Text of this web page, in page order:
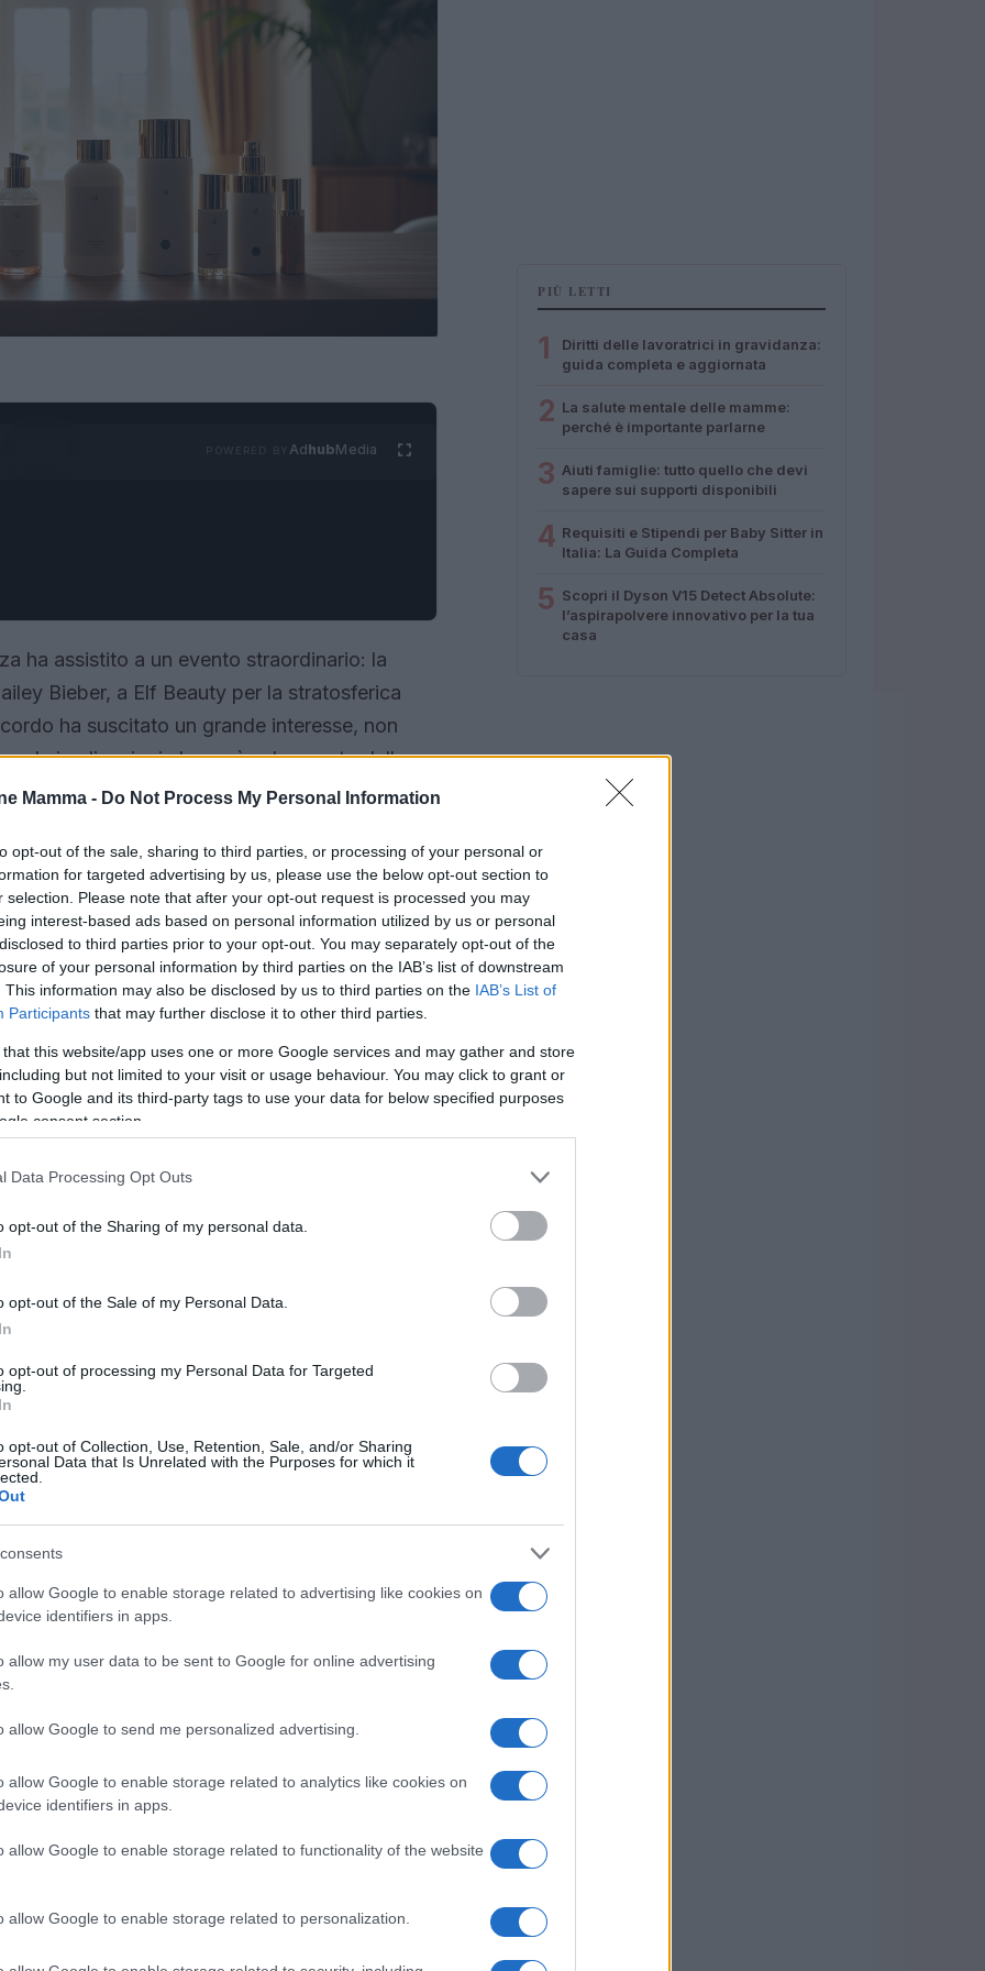
Mamma - Do Not Process My Personal Information
opt-out of the sale, sharing to third parties, or processing of your personal or
for targeted advertising by us, please use the below opt-out section to
selection. Please note that after your opt-out request is processed you may
interest-based ads based on personal information utilized by us or personal
to third parties prior to your opt-out. You may separately opt-out of the
of your personal information by third parties on the IAB’s list of downstream
This information may also be disclosed by us to third parties on the IAB’s List of
Participants that may further disclose it to other third parties.
that this website/app uses one or more Google services and may gather and store
but not limited to your visit or usage behaviour. You may click to grant or
to Google and its third-party tags to use your data for below specified purposes
consent section.
Data Processing Opt Outs
opt-out of the Sharing of my personal data.
opt-out of the Sale of my Personal Data.
opt-out of processing my Personal Data for Targeted
opt-out of Collection, Use, Retention, Sale, and/or Sharing
Data that Is Unrelated with the Purposes for which it
allow Google to enable storage related to advertising like cookies on
identifiers in apps.
allow my user data to be sent to Google for online advertising
allow Google to send me personalized advertising.
allow Google to enable storage related to analytics like cookies on
identifiers in apps.
allow Google to enable storage related to functionality of the website
allow Google to enable storage related to personalization.
AdhubMedia
ha assistito a un evento straordinario: la
Bieber, a Elf Beauty per la stratosferica
ha suscitato un grande interesse, non
le implicazioni che avrà sul mercato della
influencer più influenti della Generazione Z,
cruciale per il settore.
della bellezza
diventato un punto di riferimento nel settore
di attrarre un pubblico giovane e attento
la sua immagine e il suo seguito sui
alle esigenze e ai desideri dei consumatori
Beauty, i prodotti di Rhode, come il Peptide
presto disponibili in vari store Sephora in tutto
accessibilità.
cosmetico
di proprietà; rappresenta un
i brand di bellezza vengono percepiti e
tra celebrità e consumatori ha creato un
di ignorare le opinioni e le
Bieber, con la sua visione della bellezza, ha
che un celebrity brand può avere un
management
PIÙ LETTI
1
Diritti delle lavoratrici in gravidanza:
guida completa e aggiornata
2 La salute mentale delle mamme:
perché è importante parlarne
3 Aiuti famiglie: tutto quello che devi
sapere sui supporti disponibili
4 Requisiti e Stipendi per Baby Sitter in
Italia: La Guida Completa
5 Scopri il Dyson V15 Detect Absolute:
l’aspirapolvere innovativo per la tua
casa